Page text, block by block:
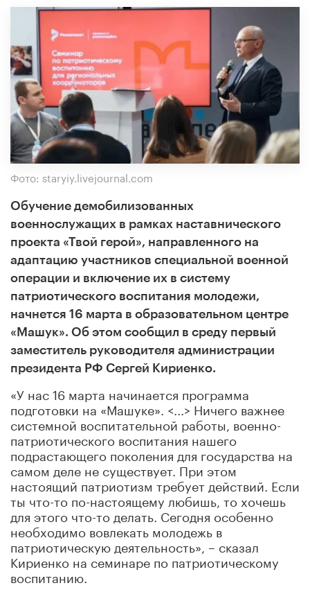
Фото: staryiy.livejournal.com
Обучение демобилизованных
военнослужащих в рамках наставнического
проекта «Твой герой», направленного на
адаптацию участников специальной военной
операции и включение их в систему
патриотического воспитания молодежи,
начнется 16 марта в образовательном центре
«Машук». Об этом сообщил в среду первый
заместитель руководителя администрации
президента РФ Сергей Кириенко.
«У нас 16 марта начинается программа
подготовки на «Машуке». <...> Ничего важнее
системной воспитательной работы, военно-
патриотического воспитания нашего
подрастающего поколения для государства на
самом деле не существует. При этом
настоящий патриотизм требует действий. Если
ты что-то по-настоящему любишь, то хочешь
для этого что-то делать. Сегодня особенно
необходимо вовлекать молодежь в
патриотическую деятельность», – сказал
Кириенко на семинаре по патриотическому
воспитанию.